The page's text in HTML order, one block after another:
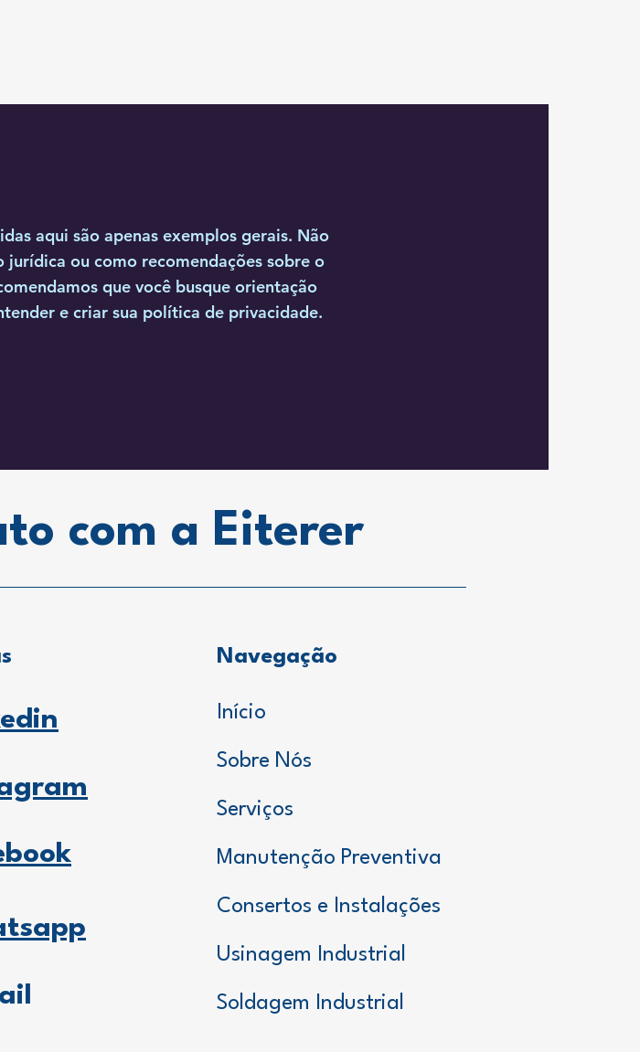
aqui são apenas exemplos gerais. Não
ou como recomendações sobre o
que você busque orientação
e criar sua política de privacidade.
com a Eiterer
Navegação
Início
Sobre Nós
Serviços
Manutenção Preventiva
Consertos e Instalações
Usinagem Industrial
Soldagem Industrial